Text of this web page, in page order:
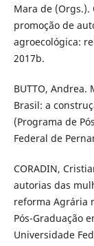
Mara de
promoção de
agroecológica:
2017b.
BUTTO,
Brasil: a
(Programa de
Federal de
CORADIN,
autorias das
reforma Agrária
Pós-Graduação
Universidade